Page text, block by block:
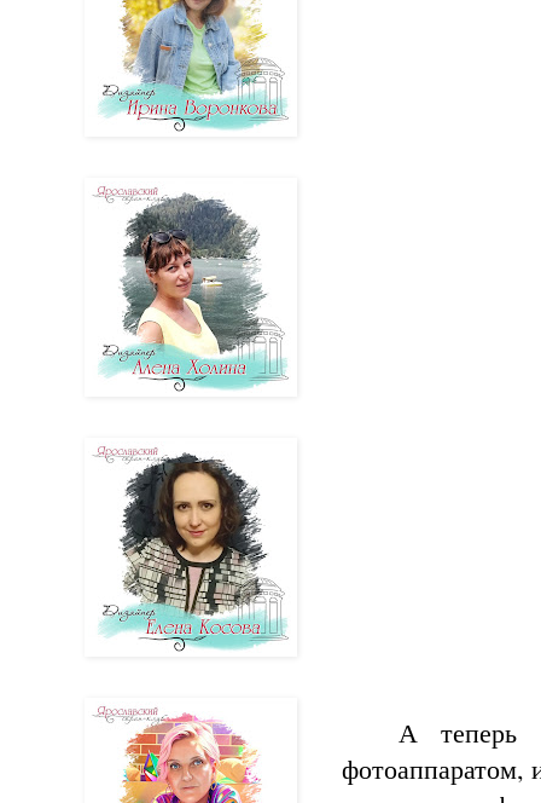
А теперь
фотоаппаратом,